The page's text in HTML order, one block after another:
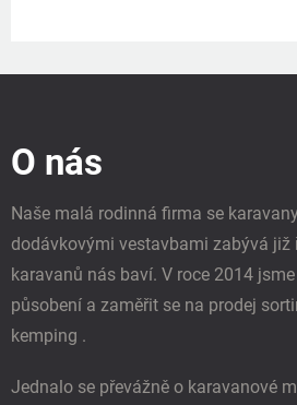
O nás
Naše malá rodinná firma se
dodávkovými vestavbami zabývá již
karavanů nás baví. V roce 2014
působení a zaměřit se na prodej
kemping .
Jednalo se převážně o karavanové